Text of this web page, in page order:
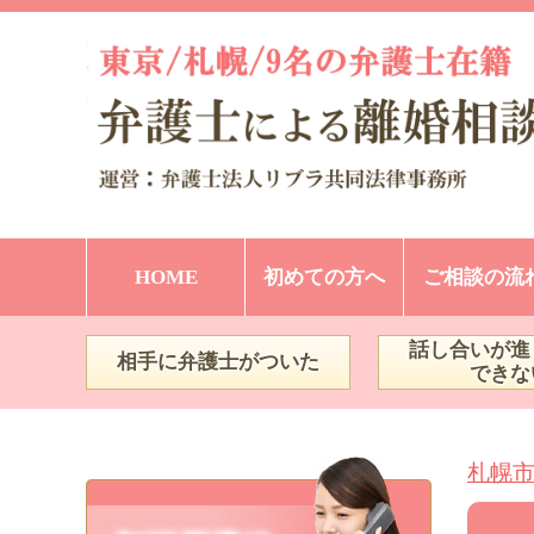
HOME 初めての方へ ご相談の流
相手に弁護士がついた
話し合いが
できな
札幌